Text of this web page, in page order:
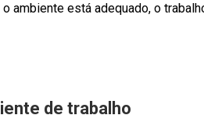
ambiente está adequado, o
de trabalho